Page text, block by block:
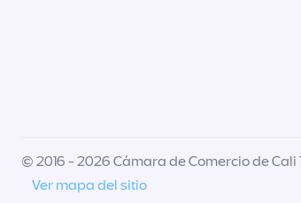
© 2016 - 2026 Cámara de Comercio de
Ver mapa del sitio